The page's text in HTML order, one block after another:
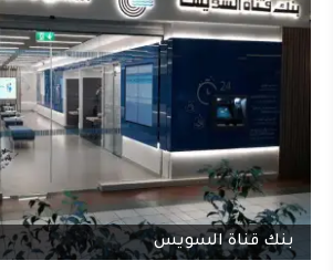
بنك قناة السويس